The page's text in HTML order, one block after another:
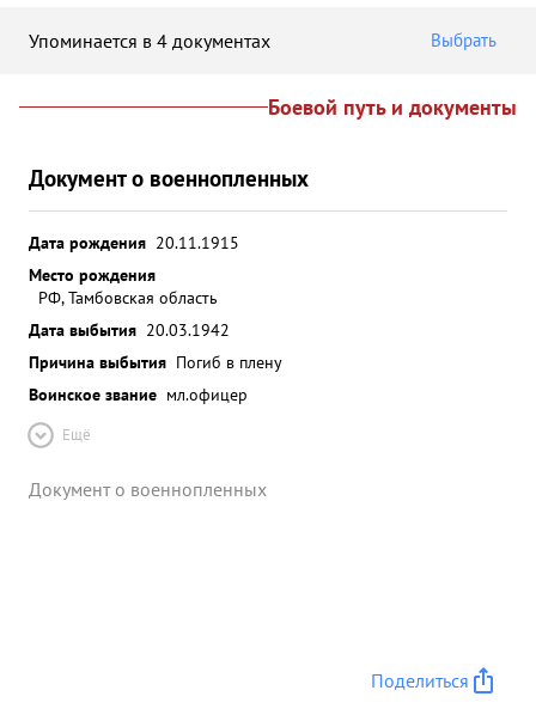
Упоминается в 4 документах Выбрать
Боевой путь и документы
Документ о военнопленных
Дата рождения 20.11.1915
Место рождения
РФ, Тамбовская область
Дата выбытия 20.03.1942
Причина выбытия Погиб в плену
Воинское звание мл.офицер
Ещё
Документ о военнопленных
Поделиться